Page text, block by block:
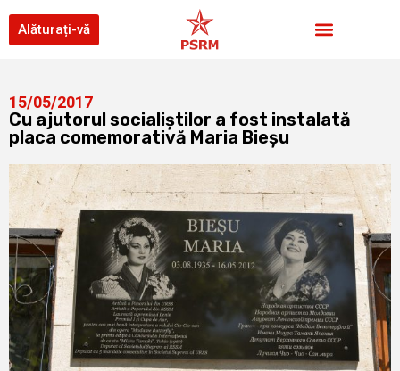
Alăturați-vă
15/05/2017
Cu ajutorul socialiștilor a fost instalată
placa comemorativă Maria Bieșu